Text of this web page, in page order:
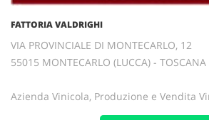
FATTORIA VALDRIGHI
VIA PROVINCIALE DI MONTECARLO, 12
55015 MONTECARLO (LUCCA) - TOSCANA
Azienda Vinicola, Produzione e Vendita